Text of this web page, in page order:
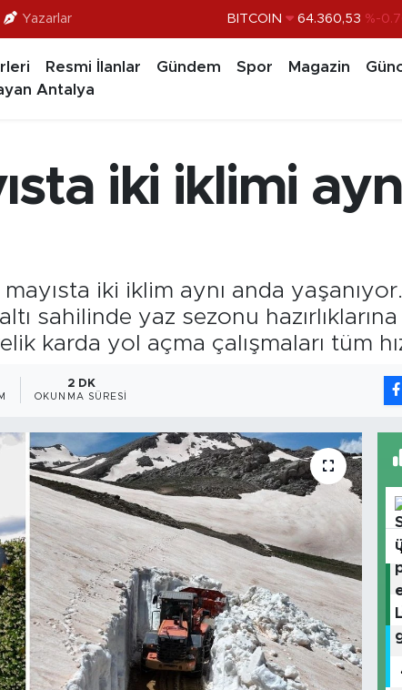
Yazarlar DOLAR 47,7069
BITCOIN 64.360,53 %-0.76
Resmi İlanlar Gündem Spor Magazin
Antalya
iki iklimi
iki iklim aynı anda
sahilinde yaz sezonu
karda yol açma çalışmaları tüm
2 DK
OKUNMA SÜRESI